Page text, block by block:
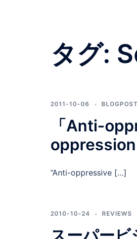
タグ:
2011-10-06 BLOGPOST
「Anti-
oppression
“Anti-oppressive […]
2010-10-24 REVIEWS